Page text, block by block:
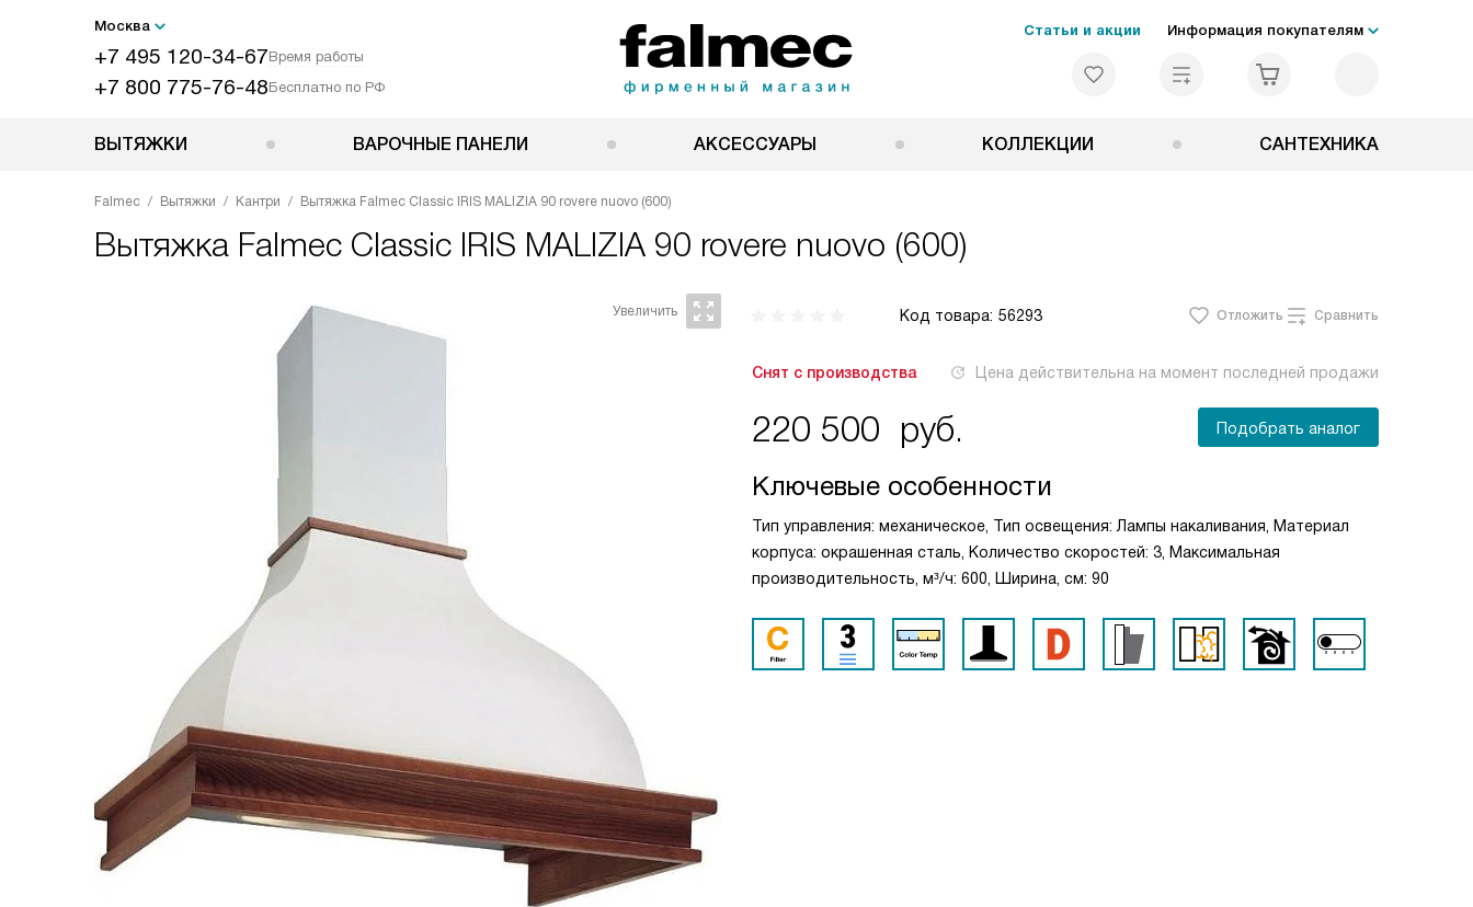
Москва
+7 495 120-34-67Время работы
+7 800 775-76-48Бесплатно по РФ
Статьи и акции Информация покупателям
ВЫТЯЖКИ ВАРОЧНЫЕ ПАНЕЛИ АКСЕССУАРЫ КОЛЛЕКЦИИ САНТЕХНИКА
Falmec Вытяжки Кантри Вытяжка Falmec Classic IRIS MALIZIA 90 rovere nuovo (600)
Вытяжка Falmec Classic IRIS MALIZIA 90 rovere nuovo (600)
Код товара: 56293 Отложить Сравнить
Снят с производства Цена действительна на момент последней продажи
220 500 руб. Подобрать аналог
Ключевые особенности
Тип управления: механическое, Тип освещения: Лампы накаливания, Материал
корпуса: окрашенная сталь, Количество скоростей: 3, Максимальная
производительность, м³/ч: 600, Ширина, см: 90